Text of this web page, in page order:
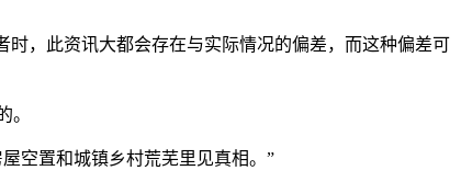
，此资讯大都会存在与实际情况的偏差，而这种偏差可
。
空置和城镇乡村荒芜里见真相。”